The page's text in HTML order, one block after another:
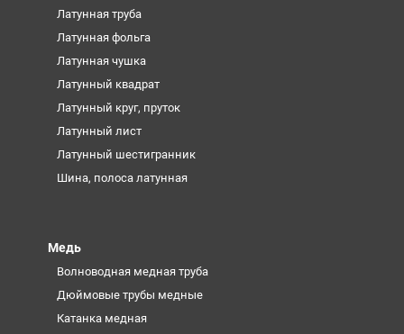
Латунная труба
Латунная фольга
Латунная чушка
Латунный квадрат
Латунный круг, пруток
Латунный лист
Латунный шестигранник
Шина, полоса латунная
Медь
Волноводная медная труба
Дюймовые трубы медные
Катанка медная